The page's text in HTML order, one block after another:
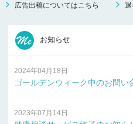
広告出稿についてはこちら
お知らせ
2024年04月18日
ゴールデンウィーク中のお問い
2023年07月14日